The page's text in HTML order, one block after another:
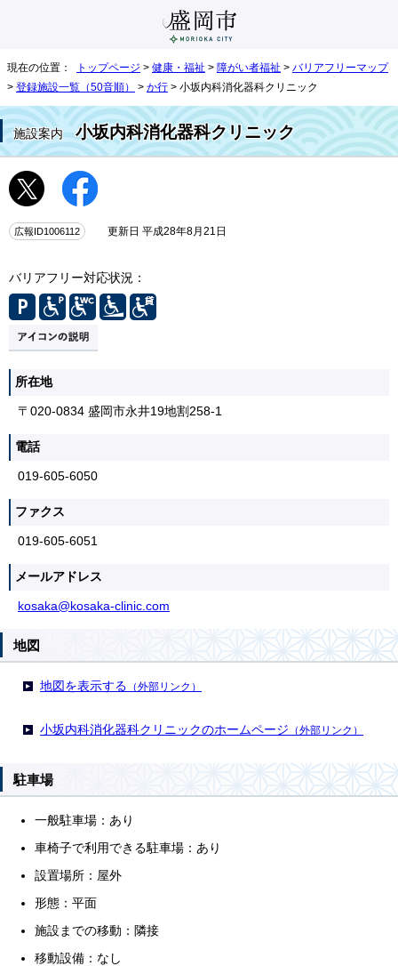
現在の位置： トップページ > 健康・福祉 > 障がい者福祉 > バリアフリーマップ
> 登録施設一覧（50音順） > か行 > 小坂内科消化器科クリニック
施設案内小坂内科消化器科クリニック
広報ID1006112 更新日 平成28年8月21日
バリアフリー対応状況：
所在地
〒020-0834 盛岡市永井19地割258-1
電話
019-605-6050
ファクス
019-605-6051
メールアドレス
kosaka@kosaka-clinic.com
地図
地図を表示する （外部リンク）
小坂内科消化器科クリニックのホームページ （外部リンク）
駐車場
一般駐車場：あり
車椅子で利用できる駐車場：あり
設置場所：屋外
形態：平面
施設までの移動：隣接
移動設備：なし